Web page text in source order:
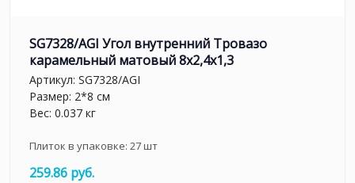
SG7328/AGI Угол внутренний Тровазо
карамельный матовый 8x2,4x1,3
Артикул: SG7328/AGI
Размер: 2*8 см
Вес: 0.037 кг
Плиток в упаковке: 27шт
259.86 руб.